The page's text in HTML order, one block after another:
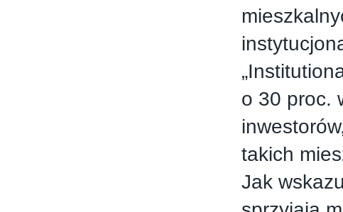
o 30 proc.
takich
Jak